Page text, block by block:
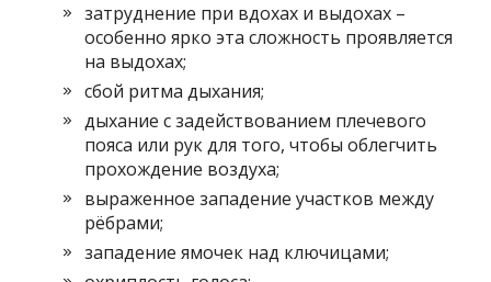
затруднение при вдохах и выдохах –
особенно ярко эта сложность проявляется
на выдохах;
сбой ритма дыхания;
дыхание с задействованием плечевого
пояса или рук для того, чтобы облегчить
прохождение воздуха;
выраженное западение участков между
рёбрами;
западение ямочек над ключицами;